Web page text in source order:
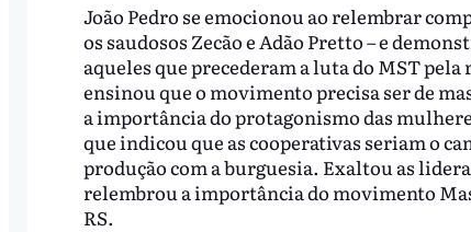
João Pedro se emocionou ao relembrar
os saudosos Zecão e Adão Pretto – e
aqueles que precederam a luta do MST
ensinou que o movimento precisa ser de
a importância do protagonismo das
que indicou que as cooperativas seriam o
produção com a burguesia. Exaltou as
relembrou a importância do movimento
RS.